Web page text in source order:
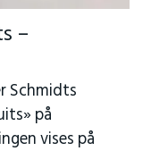
–
Schmidts
på
vises på